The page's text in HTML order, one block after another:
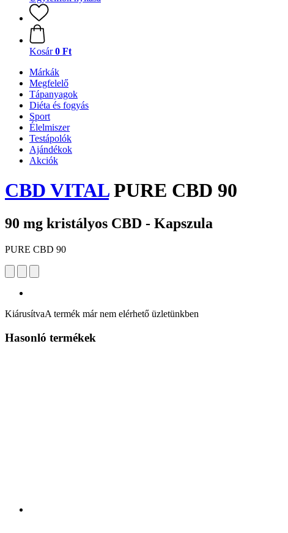
Kosár 0 Ft
Márkák
Megfelelő
Tápanyagok
Diéta és fogyás
Sport
Élelmiszer
Testápolók
Ajándékok
Akciók
CBD VITALPURE CBD 90
90 mg kristályos CBD - Kapszula
PURE CBD 90
KiárusítvaA termék már nem elérhető üzletünkben
Hasonló termékek